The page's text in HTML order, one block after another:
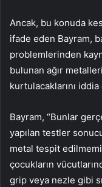
Ancak, bu konuda
ifade eden Bayram,
problemlerinden
bulunan ağır
kurtulacaklarını
Bayram, “Bunlar
yapılan testler
metal tespit
çocukların
grip veya nezle gibi